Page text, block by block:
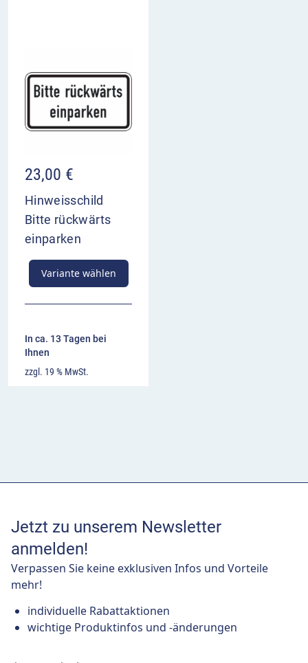
23,00 €
Hinweisschild
Bitte rückwärts
einparken
Variante wählen
In ca. 13 Tagen bei
Ihnen
zzgl. 19 % MwSt.
Jetzt zu unserem Newsletter
anmelden!
Verpassen Sie keine exklusiven Infos und Vorteile
mehr!
individuelle Rabattaktionen
wichtige Produktinfos und -änderungen